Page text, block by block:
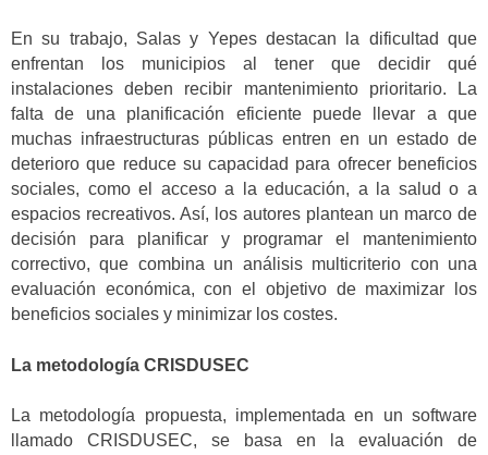
En su trabajo, Salas y Yepes destacan la dificultad que
enfrentan los municipios al tener que decidir qué
instalaciones deben recibir mantenimiento prioritario. La
falta de una planificación eficiente puede llevar a que
muchas infraestructuras públicas entren en un estado de
deterioro que reduce su capacidad para ofrecer beneficios
sociales, como el acceso a la educación, a la salud o a
espacios recreativos. Así, los autores plantean un marco de
decisión para planificar y programar el mantenimiento
correctivo, que combina un análisis multicriterio con una
evaluación económica, con el objetivo de maximizar los
beneficios sociales y minimizar los costes.
La metodología CRISDUSEC
La metodología propuesta, implementada en un software
llamado CRISDUSEC, se basa en la evaluación de